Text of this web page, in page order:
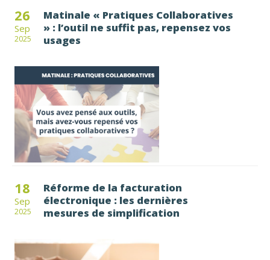
26
Sep
2025
Matinale « Pratiques Collaboratives
» : l’outil ne suffit pas, repensez vos
usages
18
Sep
2025
Réforme de la facturation
électronique : les dernières
mesures de simplification